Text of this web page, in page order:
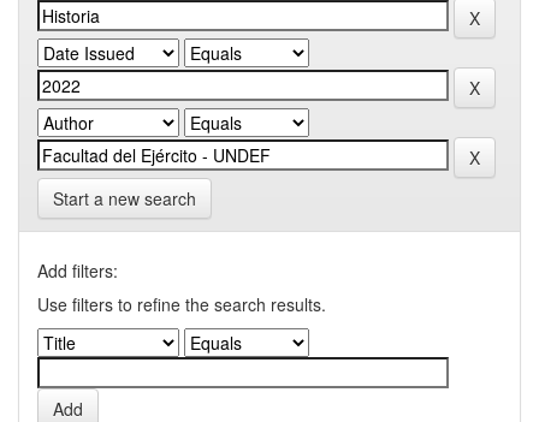
Start a new search
Add filters:
Use filters to refine the search results.